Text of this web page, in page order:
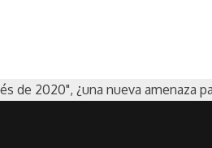
de 2020", ¿una nueva amenaza